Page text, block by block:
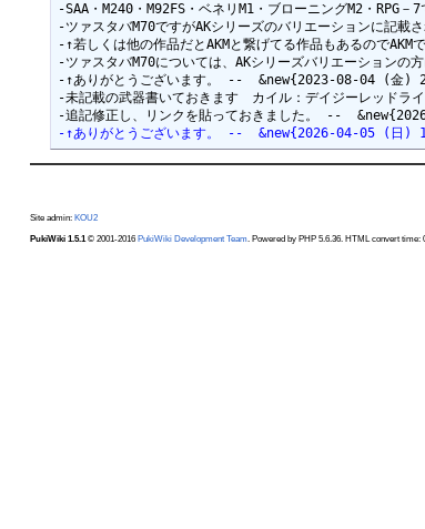
-SAA・M240・M92FS・ベネリM1・ブローニングM2・
-ツァスタバM70ですがAKシリーズのバリエーションに
-↑若しくは他の作品だとAKMと繋げてる作品もあるの
-ツァスタバM70については、AKシリーズバリエーショ
-↑ありがとうございます。 --  &new{2023-08-04 (金)
-未記載の武器書いておきます　カイル：デイジーレッド
-↑ありがとうございます。 --  &new{2026-04-05 (日)
Site admin: KOU2
PukiWiki 1.5.1© 2001-2016 PukiWiki Development Team. Powered by PHP 5.6.36. HTML convert time: